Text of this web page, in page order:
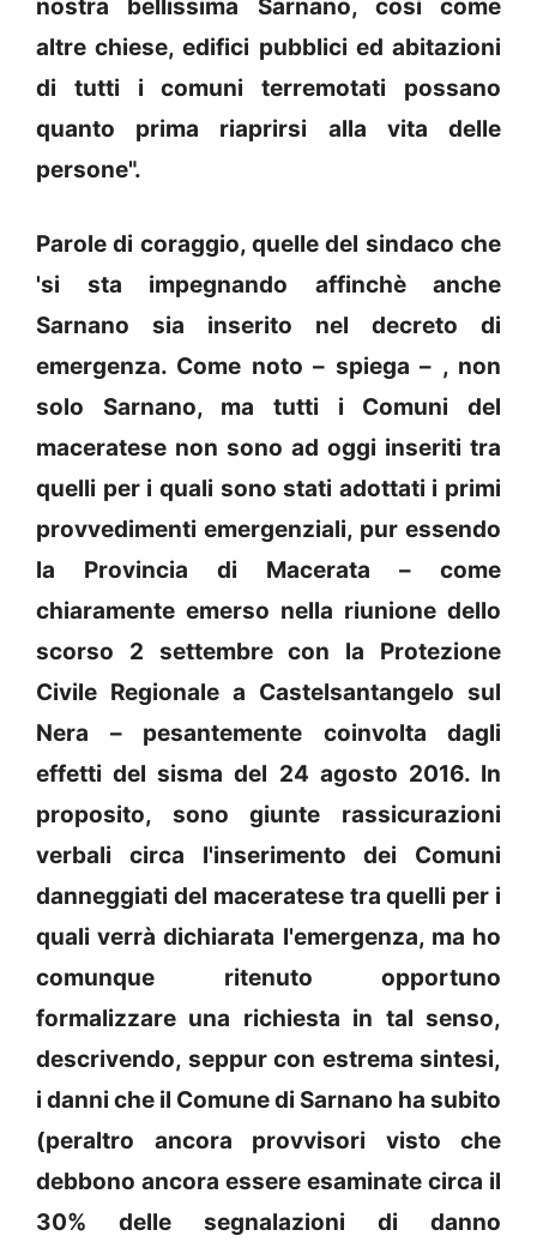
nostra bellissima Sarnano, così come
altre chiese, edifici pubblici ed abitazioni
di tutti i comuni terremotati possano
quanto prima riaprirsi alla vita delle
persone".
Parole di coraggio, quelle del sindaco che
'si sta impegnando affinchè anche
Sarnano sia inserito nel decreto di
emergenza. Come noto – spiega – , non
solo Sarnano, ma tutti i Comuni del
maceratese non sono ad oggi inseriti tra
quelli per i quali sono stati adottati i primi
provvedimenti emergenziali, pur essendo
la Provincia di Macerata – come
chiaramente emerso nella riunione dello
scorso 2 settembre con la Protezione
Civile Regionale a Castelsantangelo sul
Nera – pesantemente coinvolta dagli
effetti del sisma del 24 agosto 2016. In
proposito, sono giunte rassicurazioni
verbali circa l'inserimento dei Comuni
danneggiati del maceratese tra quelli per i
quali verrà dichiarata l'emergenza, ma ho
comunque ritenuto opportuno
formalizzare una richiesta in tal senso,
descrivendo, seppur con estrema sintesi,
i danni che il Comune di Sarnano ha subito
(peraltro ancora provvisori visto che
debbono ancora essere esaminate circa il
30% delle segnalazioni di danno